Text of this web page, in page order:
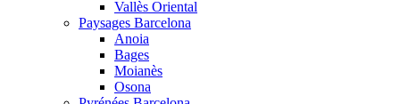
Vallès Oriental
Paysages Barcelona
Anoia
Bages
Moianès
Osona